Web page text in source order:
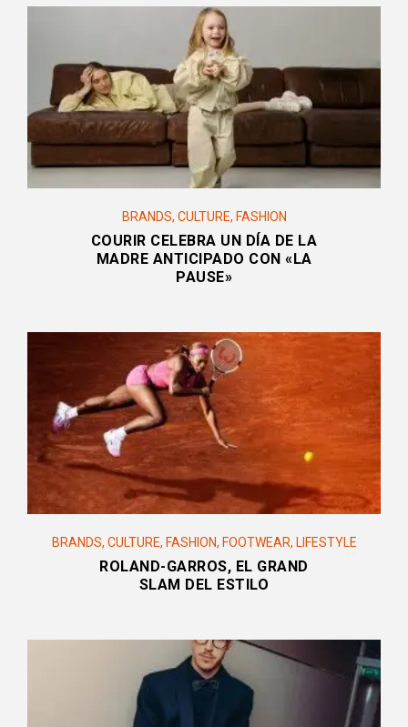
BRANDS, CULTURE, FASHION
COURIR CELEBRA UN DÍA DE LA
MADRE ANTICIPADO CON «LA
PAUSE»
BRANDS, CULTURE, FASHION, FOOTWEAR, LIFESTYLE
ROLAND-GARROS, EL GRAND
SLAM DEL ESTILO